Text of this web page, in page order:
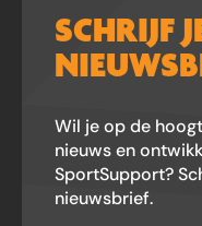
SCHRIJF
Wil je op de
nieuws en
SportSupport?
nieuwsbrief.